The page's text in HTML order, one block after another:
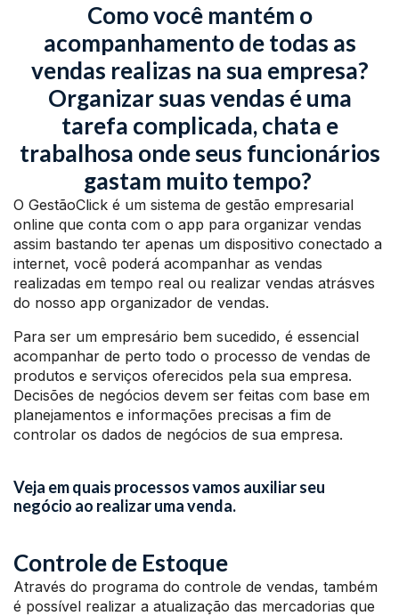
Como você mantém o
acompanhamento de todas as
vendas realizas na sua empresa?
Organizar suas vendas é uma
tarefa complicada, chata e
trabalhosa onde seus funcionários
gastam muito tempo?
O GestãoClick é um sistema de gestão empresarial
online que conta com o app para organizar vendas
assim bastando ter apenas um dispositivo conectado a
internet, você poderá acompanhar as vendas
realizadas em tempo real ou realizar vendas atrásves
do nosso app organizador de vendas.
Para ser um empresário bem sucedido, é essencial
acompanhar de perto todo o processo de vendas de
produtos e serviços oferecidos pela sua empresa.
Decisões de negócios devem ser feitas com base em
planejamentos e informações precisas a fim de
controlar os dados de negócios de sua empresa.
Veja em quais processos vamos auxiliar seu
negócio ao realizar uma venda.
Controle de Estoque
Através do programa do controle de vendas, também
é possível realizar a atualização das mercadorias que